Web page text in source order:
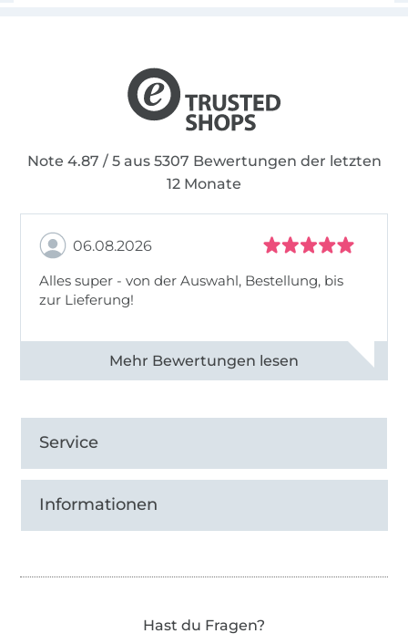
Note 4.87 / 5 aus 5307 Bewertungen der letzten
12 Monate
06.08.2026
Alles super - von der Auswahl, Bestellung, bis
zur Lieferung!
Alle 82968 Bewertungen ansehen
Service
Informationen
Hast du Fragen?